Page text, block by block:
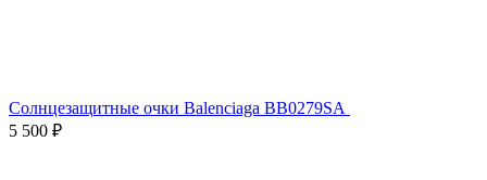
Солнцезащитные очки Balenciaga BB0279SA
5 500 ₽